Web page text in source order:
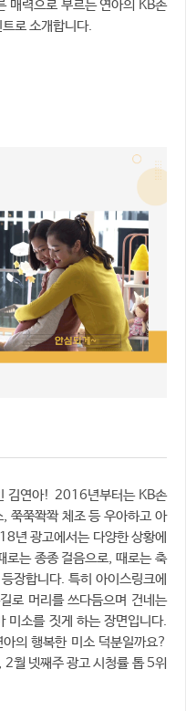
매력으로 부르는 연아의 KB손
로 소개합니다.
김연아! 2016년부터는 KB손
쭉쭉쫙쫙 체조 등 우아하고 아
년 광고에서는 다양한 상황에
로는 종종 걸음으로, 때로는 축
장합니다. 특히 아이스링크에
로 머리를 쓰다듬으며 건네는
미소를 짓게 하는 장면입니다.
의 행복한 미소 덕분일까요?
월 넷째주 광고 시청률 톱 5위